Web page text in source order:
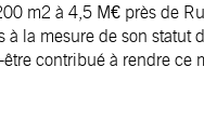
m2 à 4,5 M€ près de
la mesure de son statut
contribué à rendre ce